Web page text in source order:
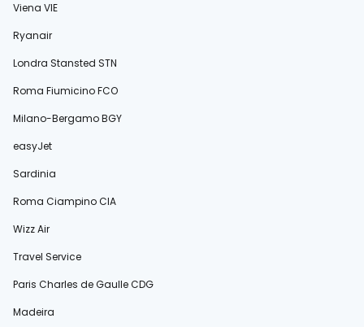
Viena VIE
Ryanair
Londra Stansted STN
Roma Fiumicino FCO
Milano-Bergamo BGY
easyJet
Sardinia
Roma Ciampino CIA
Wizz Air
Travel Service
Paris Charles de Gaulle CDG
Madeira